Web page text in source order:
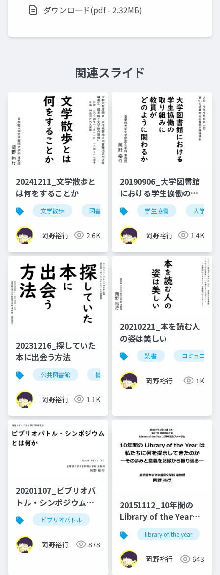
ダウンロード(pdf - 2.32MB)
関連スライド
20241211_文学散歩と
は何をすることか
文学散歩 図書館
岡野裕行 2.6K
20190906_大学図書館
における学生協働の取
り組みに教員がどのよ
うに関わるか
学生協働 大学図書
岡野裕行 1.4K
20231216_探していた
本に出会う方法
公共図書館 情報検索
岡野裕行 1.1K
20210221_本を読む人
の姿は美しい
読書 コミュニティ
岡野裕行 1K
20201107_ビブリオバ
トル・シンポジウムと
は何か ビブリオバトル
岡野裕行 878
20151112_10年間の
Library of the Yearは
私たちに何を提示して
きたのか：その歩みと
意義を記録から振り返
る
library of the year
岡野裕行 643